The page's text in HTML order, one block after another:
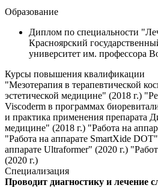
Образование
Диплом по специальности
Красноярский
университет им. профессора
Курсы повышения квалификации
"Мезотерапия в терапевтической
эстетической медицине" (2018 г.)
Viscoderm в программах
и практика применения препарата
медицине" (2018 г.) "Работа на
"Работа на аппарате SmartXide
аппарате Ultraformer" (2020 г.)
(2020 г.)
Специализация
Проводит диагностику и лечение